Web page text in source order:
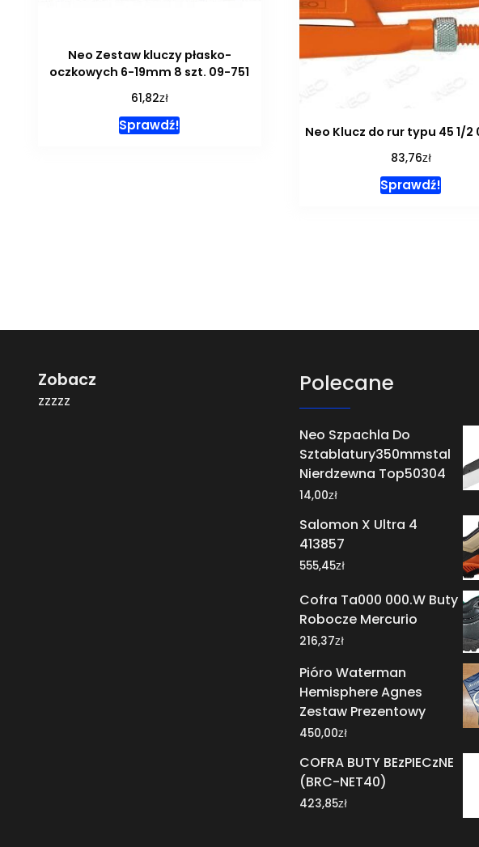
Neo Zestaw kluczy płasko-
oczkowych 6-19mm 8 szt. 09-751
61,82zł
Sprawdź! Neo Klucz do rur typu 45 1/2
83,76zł
Sprawdź!
Zobacz
zzzzz
Polecane
Neo Szpachla Do
Sztablatury350mmstal
Nierdzewna Top50304
14,00zł
Salomon X Ultra 4
413857
555,45zł
Cofra Ta000 000.W Buty
Robocze Mercurio
216,37zł
Pióro Waterman
Hemisphere Agnes
Zestaw Prezentowy
450,00zł
COFRA BUTY BEzPIECzNE
(BRC-NET40)
423,85zł